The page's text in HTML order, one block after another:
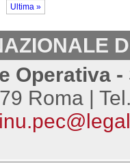
Ultima »
Operativa
Roma |